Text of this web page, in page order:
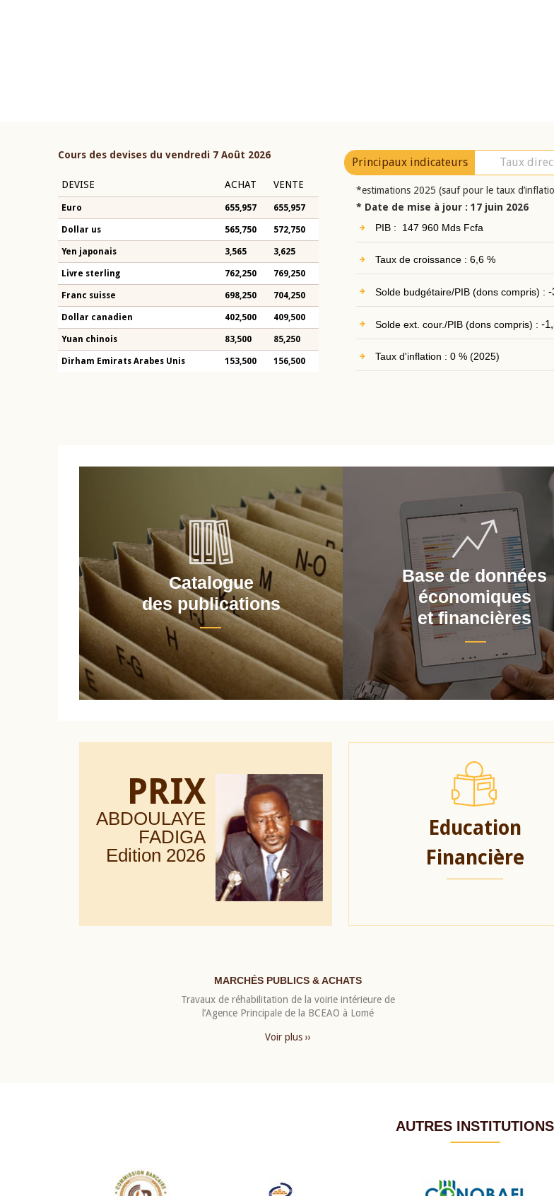
Cours des devises du vendredi 7 Août 2026
DEVISE ACHAT VENTE
Euro 655,957 655,957
Dollar us 565,750 572,750
Yen japonais 3,565 3,625
Livre sterling 762,250 769,250
Franc suisse 698,250 704,250
Dollar canadien 402,500 409,500
Yuan chinois 83,500 85,250
Dirham Emirats Arabes Unis 153,500 156,500
Principaux indicateurs Taux
*estimations 2025 (sauf pour le taux
* Date de mise à jour : 17 juin 2026
PIB : 147 960 Mds Fcfa
Taux de croissance : 6,6 %
Solde budgétaire/PIB (dons compris) : -
Solde ext. cour./PIB (dons compris) : -
Taux d'inflation : 0 % (2025)
Catalogue
des publications
Base de données
économiques
et financières
PRIX
ABDOULAYE
FADIGA
Edition 2026
Education
Financière
MARCHÉS PUBLICS & ACHATS
Travaux de réhabilitation de la voirie intérieure de
l’Agence Principale de la BCEAO à Lomé
Voir plus ››
AUTRES INSTITUTIONS